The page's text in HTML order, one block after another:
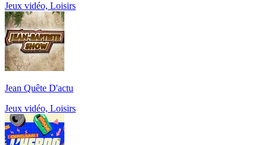
Jeux vidéo, Loisirs
Jean Quête D'actu
Jeux vidéo, Loisirs